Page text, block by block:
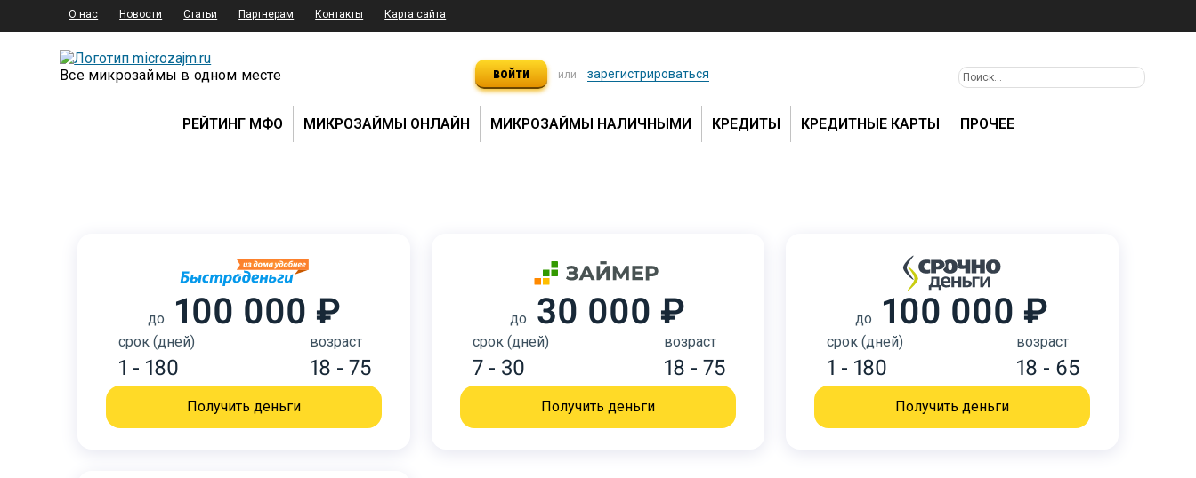
О нас Новости Статьи Партнерам Контакты Карта сайта
Все микрозаймы в одном месте войти или зарегистрироваться
РЕЙТИНГ МФО МИКРОЗАЙМЫ ОНЛАЙН МИКРОЗАЙМЫ НАЛИЧНЫМИ КРЕДИТЫ КРЕДИТНЫЕ КАРТЫ ПРОЧЕЕ
до 100 000 ₽
срок (дней)
1 - 180
возраст
18 - 75
Получить деньги
до 30 000 ₽
срок (дней)
7 - 30
возраст
18 - 75
Получить деньги
до 100 000 ₽
срок (дней)
1 - 180
возраст
18 - 65
Получить деньги